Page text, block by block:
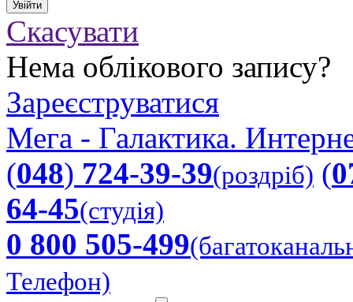
Скасувати
Нема облікового запису?
Зареєструватися
Мега - Галактика.
(048) 724-39-39(роздріб) (
64-45(студія)
0 800 505-499
Телефон)